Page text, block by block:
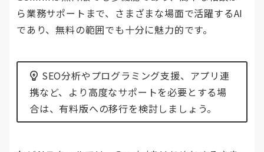
ら業務サポートまで、さまざまな場面で活躍するAI
であり、無料の範囲でも十分に魅力的です。
SEO分析やプログラミング支援、アプリ連
携など、より高度なサポートを必要とする場
合は、有料版への移行を検討しましょう。